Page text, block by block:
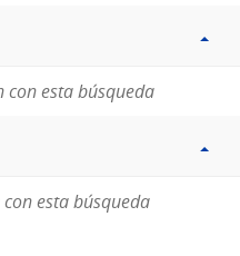
con esta búsqueda
esta búsqueda